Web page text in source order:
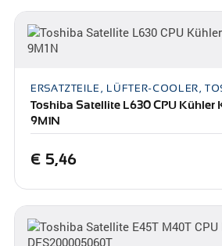
ERSATZTEILE, LÜFTER-COOLER,
Toshiba Satellite L630 CPU Kühler
9M1N
€ 5,46